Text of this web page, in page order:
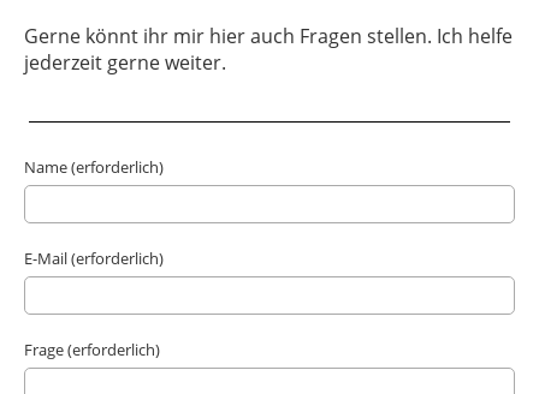
Gerne könnt ihr mir hier auch Fragen stellen. Ich helfe
jederzeit gerne weiter.
Name (erforderlich)
E-Mail (erforderlich)
Frage (erforderlich)